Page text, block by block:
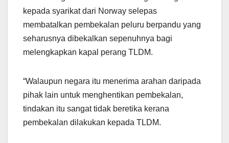
kepada syarikat dari Norway selepas
membatalkan pembekalan peluru berpandu yang
seharusnya dibekalkan sepenuhnya bagi
melengkapkan kapal perang TLDM.
“Walaupun negara itu menerima arahan daripada
pihak lain untuk menghentikan pembekalan,
tindakan itu sangat tidak beretika kerana
pembekalan dilakukan kepada TLDM.